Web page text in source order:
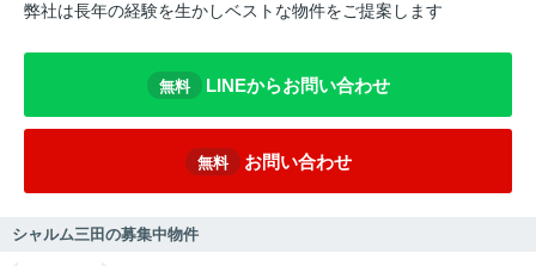
弊社は長年の経験を生かしベストな物件をご提案します
無料 LINEからお問い合わせ
無料 お問い合わせ
シャルム三田の募集中物件